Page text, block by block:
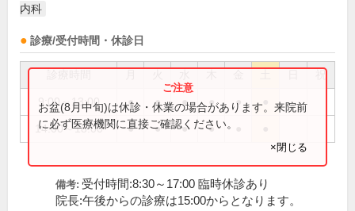
内科
診療/受付時間・休診日
祝
9:00～13:00 ● ● ● ● ●
14:00～18:00 ● ● ● ●
お盆(8月中旬)は休診・休業の場合があります。来院前
に必ず医療機関に直接ご確認ください。
×閉じる
備考: 受付時間:8:30～17:00 臨時休診あり
院長:午後からの診療は15:00からとなります。